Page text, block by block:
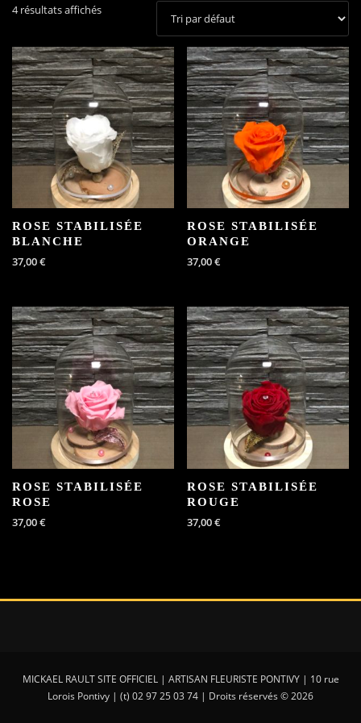
4 résultats affichés
ROSE STABILISÉE
BLANCHE
37,00€
ROSE STABILISÉE
ORANGE
37,00€
ROSE STABILISÉE
ROSE
37,00€
ROSE STABILISÉE
ROUGE
37,00€
MICKAEL RAULT SITE OFFICIEL | ARTISAN FLEURISTE PONTIVY | 10 rue
Lorois Pontivy | (t) 02 97 25 03 74 | Droits réservés © 2026